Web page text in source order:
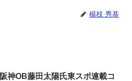
楊枝 秀基
阪神OB藤田太陽氏東スポ連載コ